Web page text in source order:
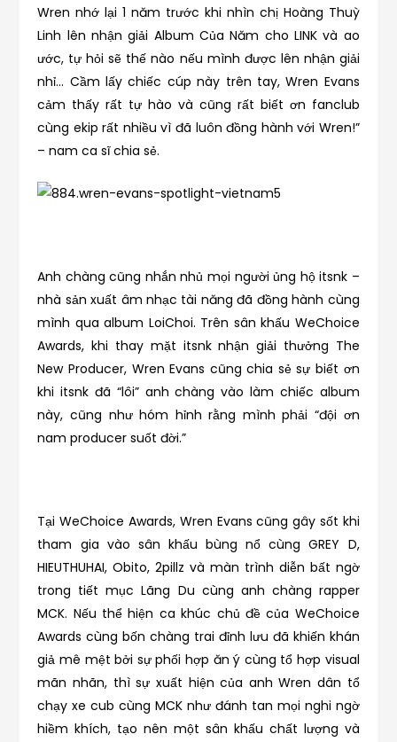
Wren nhớ lại 1 năm trước khi nhìn chị Hoàng Thuỳ
Linh lên nhận giải Album Của Năm cho LINK và ao
ước, tự hỏi sẽ thế nào nếu mình được lên nhận giải
nhỉ… Cầm lấy chiếc cúp này trên tay, Wren Evans
cảm thấy rất tự hào và cũng rất biết ơn fanclub
cùng ekip rất nhiều vì đã luôn đồng hành với Wren!”
– nam ca sĩ chia sẻ.
Anh chàng cũng nhắn nhủ mọi người ủng hộ itsnk –
nhà sản xuất âm nhạc tài năng đã đồng hành cùng
mình qua album LoiChoi. Trên sân khấu WeChoice
Awards, khi thay mặt itsnk nhận giải thưởng The
New Producer, Wren Evans cũng chia sẻ sự biết ơn
khi itsnk đã “lôi” anh chàng vào làm chiếc album
này, cũng như hóm hỉnh rằng mình phải “đội ơn
nam producer suốt đời.”
Tại WeChoice Awards, Wren Evans cũng gây sốt khi
tham gia vào sân khấu bùng nổ cùng GREY D,
HIEUTHUHAI, Obito, 2pillz và màn trình diễn bất ngờ
trong tiết mục Lãng Du cùng anh chàng rapper
MCK. Nếu thể hiện ca khúc chủ đề của WeChoice
Awards cùng bốn chàng trai đỉnh lưu đã khiến khán
giả mê mệt bởi sự phối hợp ăn ý cùng tổ hợp visual
mãn nhãn, thì sự xuất hiện của anh Wren dân tổ
chạy xe cub cùng MCK như đánh tan mọi nghi ngờ
hiềm khích, tạo nên một sân khấu chất lượng và